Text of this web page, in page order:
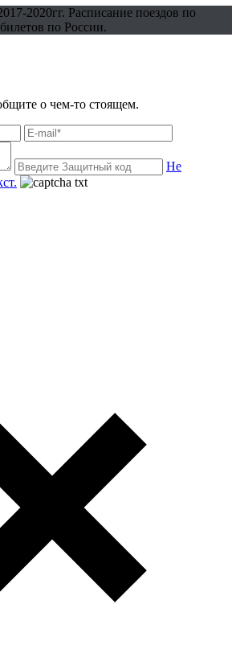
2020гг. Расписание поездов по
по России.
о чем-то стоящем.
Не